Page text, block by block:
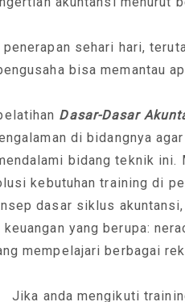
sehari hari,
bisa memantau
Dasar-Dasar
di bidangnya
bidang teknik
kebutuhan training di
dasar siklus
yang berupa:
mempelajari berbagai
Jika anda mengikuti